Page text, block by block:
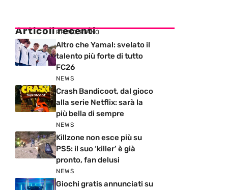
Articoli recenti
PRIMO PIANO
Altro che Yamal: svelato il
talento più forte di tutto
FC26
NEWS
Crash Bandicoot, dal gioco
alla serie Netflix: sarà la
più bella di sempre
NEWS
Killzone non esce più su
PS5: il suo ‘killer’ è già
pronto, fan delusi
NEWS
Giochi gratis annunciati su